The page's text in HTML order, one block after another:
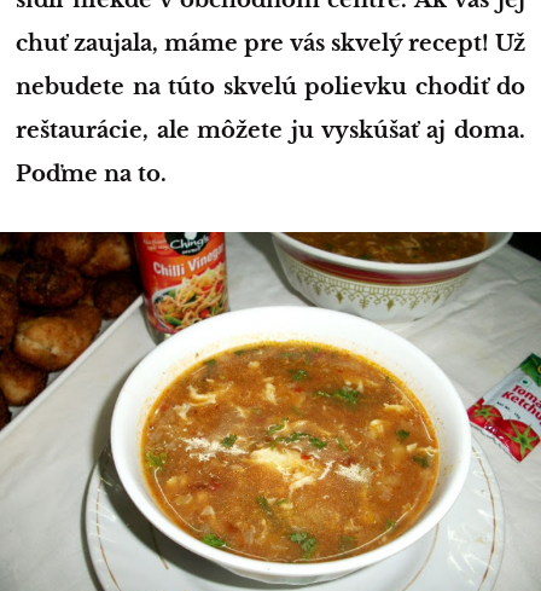
chuť zaujala, máme pre vás skvelý recept! Už
nebudete na túto skvelú polievku chodiť do
reštaurácie, ale môžete ju vyskúšať aj doma.
Poďme na to.